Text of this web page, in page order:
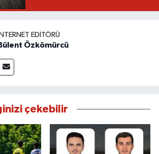
İNTERNET EDITÖRÜ
Özkömürcü
çekebilir